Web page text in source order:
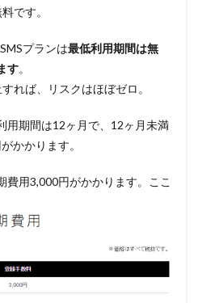
です。
プランは最低利用期間は無
す。
れば、リスクはほぼゼロ。
用期間は12ヶ月で、12ヶ月未満
かかります。
費用3,000円がかかります。ここ